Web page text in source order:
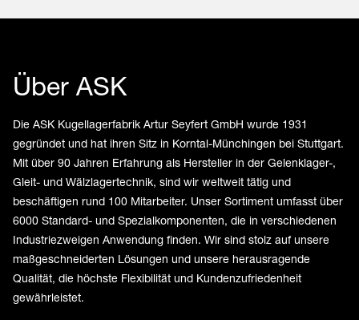
Über ASK
Die ASK Kugellagerfabrik Artur Seyfert GmbH wurde 1931
gegründet und hat ihren Sitz in Korntal-Münchingen bei Stuttgart.
Mit über 90 Jahren Erfahrung als Hersteller in der Gelenklager-,
Gleit- und Wälzlagertechnik, sind wir weltweit tätig und
beschäftigen rund 100 Mitarbeiter. Unser Sortiment umfasst über
6000 Standard- und Spezialkomponenten, die in verschiedenen
Industriezweigen Anwendung finden. Wir sind stolz auf unsere
maßgeschneiderten Lösungen und unsere herausragende
Qualität, die höchste Flexibilität und Kundenzufriedenheit
gewährleistet.